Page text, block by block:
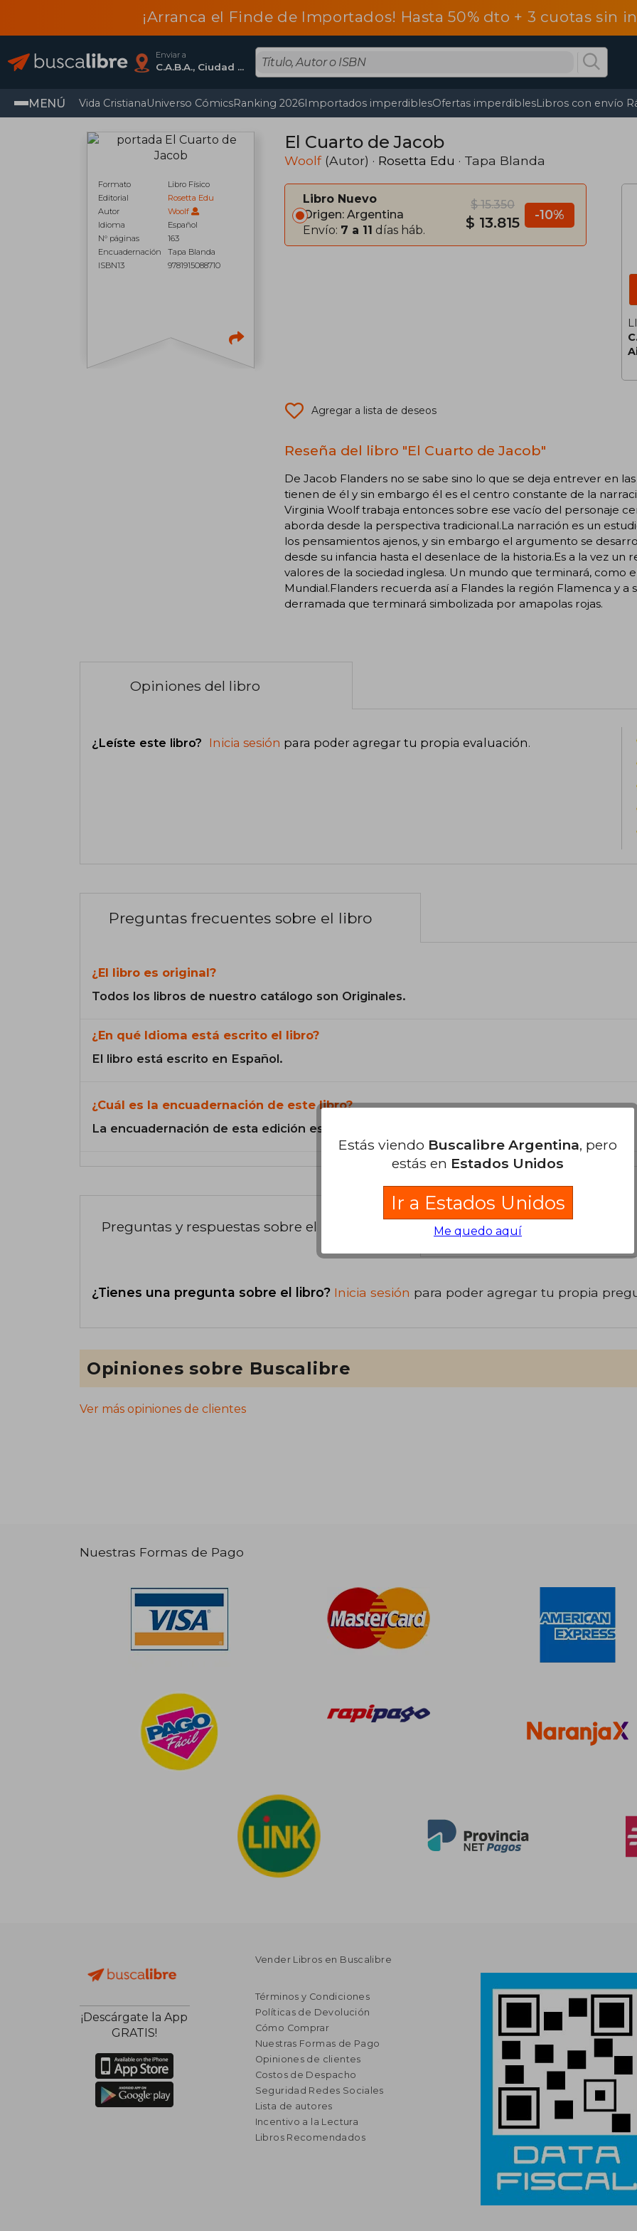
¡Arranca el Finde de Importados! Hasta 50% dto + 3 cuotas sin
Enviar a
C.A.B.A., Ciudad Autónoma De Buenos Aires
MENÚ Vida CristianaUniverso CómicsRanking 2026Importados imperdiblesOfertas imperdiblesLibros con envío
Formato
Libro Físico
Editorial
Rosetta Edu
Autor
Woolf
Idioma
Español
N° páginas
163
Encuadernación
Tapa Blanda
ISBN13
9781915088710
El Cuarto de Jacob
Woolf(Autor) · Rosetta Edu · Tapa Blanda
Libro Nuevo
Origen: Argentina
Envío: 7 a 11 días háb.
$ 15.350
$ 13.815 -10%
Agregar a lista de deseos
Reseña del libro "El Cuarto de Jacob"
De Jacob Flanders no se sabe sino lo que se deja entrever en
tienen de él y sin embargo él es el centro constante de la
Virginia Woolf trabaja entonces sobre ese vacío del personaje
aborda desde la perspectiva tradicional.La narración es un
los pensamientos ajenos, y sin embargo el argumento se
desde su infancia hasta el desenlace de la historia.Es a la vez
valores de la sociedad inglesa. Un mundo que terminará, como
Mundial.Flanders recuerda así a Flandes la región Flamenca y a
derramada que terminará simbolizada por amapolas rojas.
Opiniones del libro
¿Leíste este libro? Inicia sesión para poder agregar tu propia evaluación.
Preguntas frecuentes sobre el libro
¿El libro es original?
Todos los libros de nuestro catálogo son Originales.
¿En qué Idioma está escrito el libro?
El libro está escrito en Español.
¿Cuál es la encuadernación de este libro?
La encuadernación de esta edición es Tapa Blanda.
Preguntas y respuestas sobre el libro
¿Tienes una pregunta sobre el libro? Inicia sesión para poder agregar tu propia
Opiniones sobre Buscalibre
Ver más opiniones de clientes
Nuestras Formas de Pago
¡Descárgate la App
GRATIS!
Vender Libros en Buscalibre
Términos y Condiciones
Políticas de Devolución
Cómo Comprar
Nuestras Formas de Pago
Opiniones de clientes
Costos de Despacho
Seguridad Redes Sociales
Lista de autores
Incentivo a la Lectura
Libros Recomendados
Estás viendo Buscalibre Argentina, pero
estás en Estados Unidos
Ir a Estados Unidos
Me quedo aquí